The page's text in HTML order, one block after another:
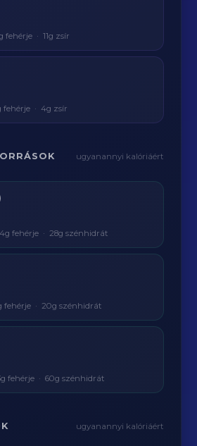
fehérje · 11g zsír
fehérje · 4g zsír
ugyanannyi kalóriáért
fehérje · 28g szénhidrát
fehérje · 20g szénhidrát
fehérje · 60g szénhidrát
ugyanannyi kalóriáért